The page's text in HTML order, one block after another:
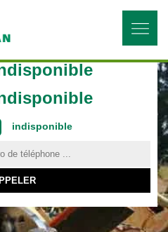
indisponible
GRATUITEMENT